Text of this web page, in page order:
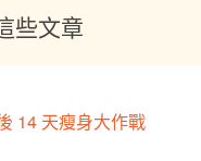
些文章
14 天瘦身大作戰